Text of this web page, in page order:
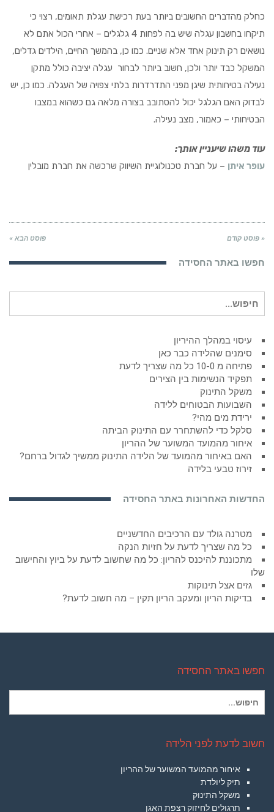
כחלק מהדברים החשובים ביותר בעת רכישת עגלת תאומים, רצוי כי
תיקחו בחשבון עגלה שיש בה לפחות 4 גלגלים – אחרי הכול אתם לא
נושאים רק תינוק אחד אלא שניים. כמו כן, בהמשך החיים, הילדים גדלים,
המשקל כבד יותר ולכן, חשוב ביותר לבחור עגלה יציבה כולל מתקן
נעילה בטיחותית שיגן מפני התדרדרות בלתי צפויה של העגלה. כמו כן, יש
לבדוק האם הגלגל יכול להסתובב בצורה מלאה גם כשהוא במצבו
הבטיחותי – כאמור, מצב נעילה.
עוד משהו שיעניין אותך:
עופר איתן – על חברת טכנולוגיית השיווק שרכשה את חברת מובלין
« פוסט קודם פוסט הבא »
חפשו באתר החסידה
עבור:
עיסוי במהלך ההיריון
סימנים שהלידה כבר כאן
פתיחה מ 10-0 כל מה שצריך לדעת
תפקיד הנשימות בין הצירים
משקל התינוק
השבועות הבטוחים ללידה
ירידת מים מהי?
סלקל כדי להשתחרר עם התינוק הביתה
איחור מהמועד המשוער של ההריון
האם באיחור מהמועד של הלידה התינוק ממשיך לגדול ברחם?
זירוז טבעי בלידה
החדשות האחרונות באתר החסידה
מטרנה גולד עם הרכיבים החדשניים
כל מה שצריך לדעת על חזיות הנקה
מתכוננת להיכנס להריון: כל מה שחשוב לדעת על ביוץ והחישוב
שלו
גזים אצל תינוקות
בדיקות הריון ומעקב הריון תקין – מה חשוב לדעת?
חפשו באתר החסידה
עבור:
חשוב לדעת לפני הלידה
איחור מהמועד המשוער של ההריון
תיק ליולדת
משקל התינוק
תרגולים לחיזוק רצפת האגן